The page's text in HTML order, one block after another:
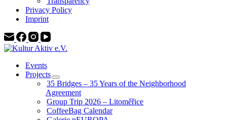
Privacy Policy
Imprint
Events
Projects
35 Bridges – 35 Years of the Neighborhood
Agreement
Group Trip 2026 – Litoměřice
CoffeeBag Calendar